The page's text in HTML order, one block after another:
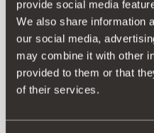
provide social media
We also share information
our social media,
may combine it with other
provided to them or that
of their services.
000072751A
Μετάβαση στο προϊόν